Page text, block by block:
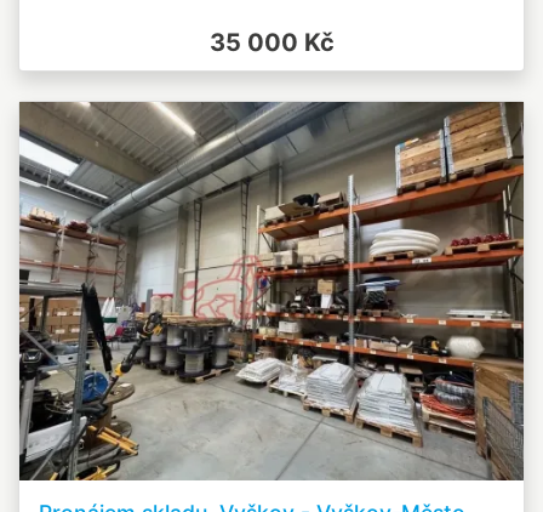
35 000 Kč